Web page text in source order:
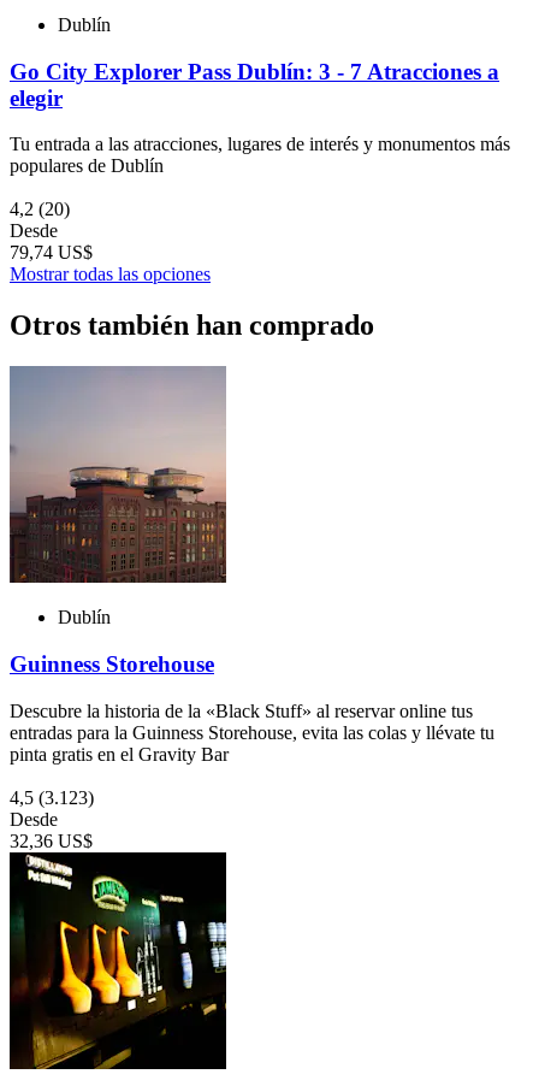
Dublín
Go City Explorer Pass Dublín: 3 - 7 Atracciones a
elegir
Tu entrada a las atracciones, lugares de interés y monumentos más
populares de Dublín
4,2 (20)
Desde
79,74 US$
Mostrar todas las opciones
Otros también han comprado
Dublín
Guinness Storehouse
Descubre la historia de la «Black Stuff» al reservar online tus
entradas para la Guinness Storehouse, evita las colas y llévate tu
pinta gratis en el Gravity Bar
4,5 (3.123)
Desde
32,36 US$